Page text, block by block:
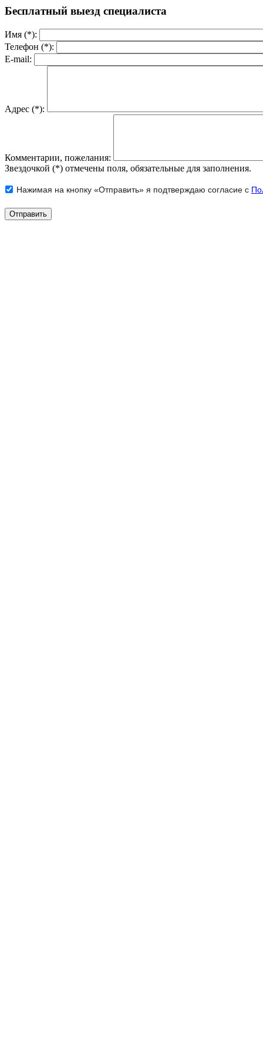
Бесплатный выезд специалиста
Имя (*):
Телефон (*):
E-mail:
Адрес (*):
Комментарии, пожелания:
Звездочкой (*) отмечены поля, обязательные для заполнения.
Нажимая на кнопку «Отправить» я подтверждаю согласие с